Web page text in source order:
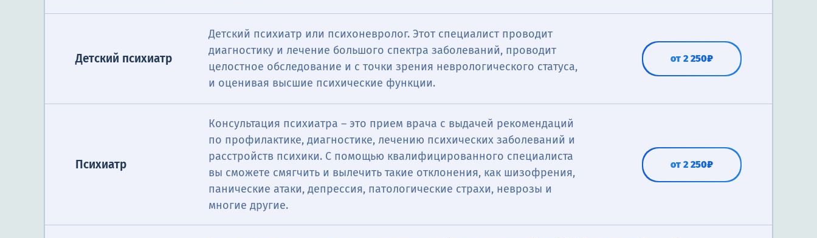
Детский психиатр
Детский психиатр или психоневролог. Этот специалист проводит
диагностику и лечение большого спектра заболеваний, проводит
целостное обследование и с точки зрения неврологического статуса,
и оценивая высшие психические функции.
от 2 250₽
Психиатр
Консультация психиатра ― это прием врача с выдачей рекомендаций
по профилактике, диагностике, лечению психических заболеваний и
расстройств психики. С помощью квалифицированного специалиста
вы сможете смягчить и вылечить такие отклонения, как шизофрения,
панические атаки, депрессия, патологические страхи, неврозы и
многие другие.
от 2 250₽